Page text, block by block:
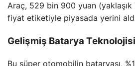
Araç, 529 bin 900 yuan
fiyat etiketiyle piyasada yerini
Gelişmiş Batarya Teknolojisi
Bu süper otomobilin bataryası,